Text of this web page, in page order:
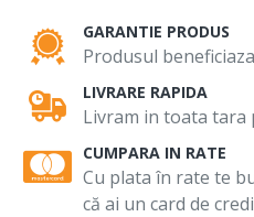
GARANTIE PRODUS
Produsul
LIVRARE RAPIDA
Livram in toata tara
CUMPARA IN RATE
Cu plata în rate te
că ai un card de